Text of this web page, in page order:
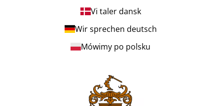
Vi taler dansk
Wir sprechen deutsch
Mówimy po polsku